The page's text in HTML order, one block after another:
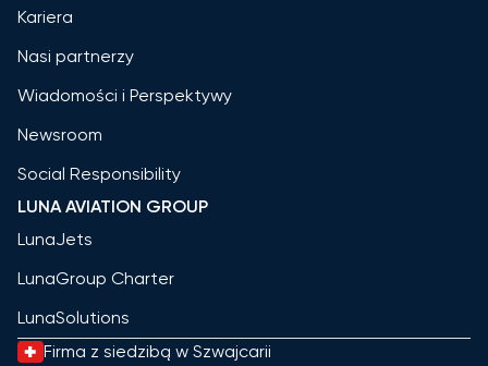
Kariera
Nasi partnerzy
Wiadomości i Perspektywy
Newsroom
Social Responsibility
LUNA AVIATION GROUP
LunaJets
LunaGroup Charter
LunaSolutions
Firma z siedzibą w Szwajcarii